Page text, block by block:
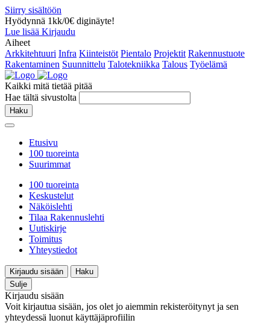
Siirry sisältöön
Hyödynnä 1kk/0€ diginäyte!
Lue lisää Kirjaudu
Aiheet
Arkkitehtuuri Infra Kiinteistöt Pientalo Projektit Rakennustuote
Rakentaminen Suunnittelu Talotekniikka Talous Työelämä
Kaikki mitä tietää pitää
Hae tältä sivustolta
Haku
Etusivu
100 tuoreinta
Suurimmat
100 tuoreinta
Keskustelut
Näköislehti
Tilaa Rakennuslehti
Uutiskirje
Toimitus
Yhteystiedot
Kirjaudu sisään
Haku
Sulje
Kirjaudu sisään
Voit kirjautua sisään, jos olet jo aiemmin rekisteröitynyt ja sen
yhteydessä luonut käyttäjäprofiilin